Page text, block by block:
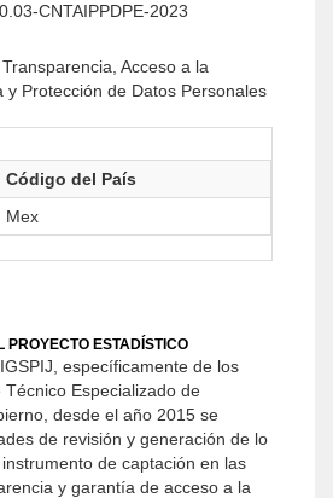
CNTAIPPDPE-2023
Acceso a la
y Protección de Datos Personales
Código del País
Mex
PROYECTO ESTADÍSTICO
específicamente de los
Especializado de
desde el año 2015 se
de revisión y generación de lo
de captación en las
y garantía de acceso a la